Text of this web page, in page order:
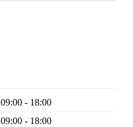
09:00 - 18:00
09:00 - 18:00